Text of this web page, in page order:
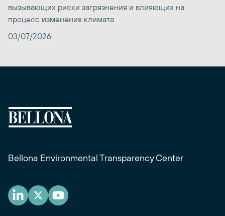
вызывающих риски загрязнения и влияющих на
процесс изменения климата
03/07/2026
Bellona Environmental Transparency Center